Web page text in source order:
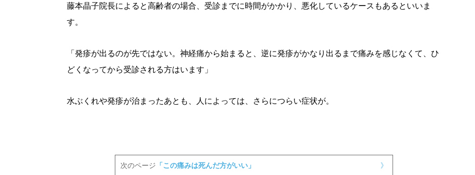
【暮らしの知恵を身につけたい】
藤本晶子院長によると高齢者の場合、受診までに時間がかかり、悪化しているケースもあるといいま
す。
「発疹が出るのが先ではない。神経痛から始まると、逆に発疹がかなり出るまで痛みを感じなくて、ひ
どくなってから受診される方はいます」
水ぶくれや発疹が治まったあとも、人によっては、さらにつらい症状が。
次のページ 「この痛みは死んだ方がいい」 》